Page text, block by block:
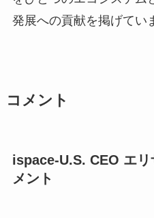
発展への貢献を掲げてい
コメント
ispace-U.S. CEO エリ
メント